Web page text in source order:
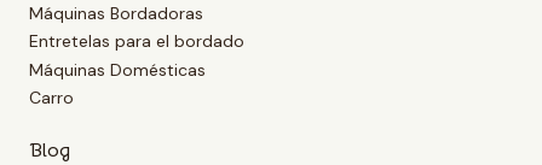
Máquinas Bordadoras
Entretelas para el bordado
Máquinas Domésticas
Carro
Blog